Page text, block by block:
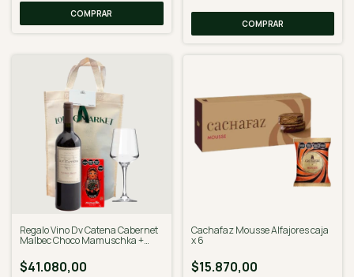
Regalo Vino Dv Catena Cabernet
Malbec Choco Mamuschka +
$41.080,00
Cachafaz Mousse Alfajores caja
x 6
$15.870,00